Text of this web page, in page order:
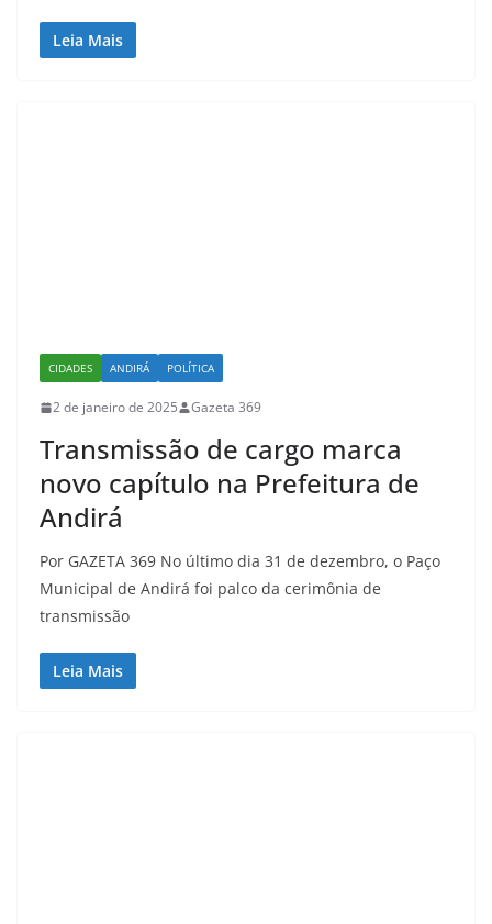
Leia Mais
CIDADES ANDIRÁ POLÍTICA
2 de janeiro de 2025 Gazeta 369
Transmissão de cargo marca
novo capítulo na Prefeitura de
Andirá
Por GAZETA 369 No último dia 31 de dezembro, o Paço
Municipal de Andirá foi palco da cerimônia de
transmissão
Leia Mais